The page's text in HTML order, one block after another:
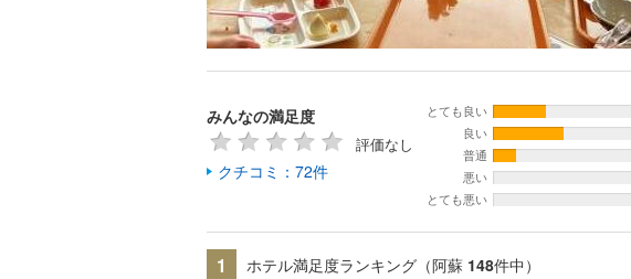
みんなの満足度
評価なし
クチコミ：72件
とても良い
良い
普通
悪い
とても悪い
1 ホテル満足度ランキング（阿蘇 148件中）